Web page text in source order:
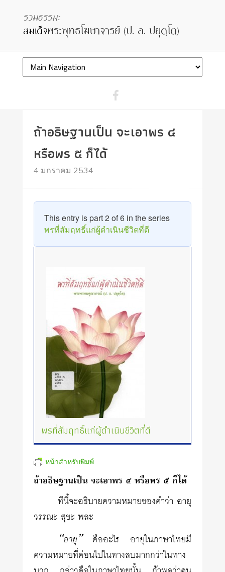
ถ้าอธิษฐานเป็น จะเอาพร ๔
หรือพร ๕ ก็ได้
4 มกราคม 2534
This entry is part 2 of 6 in the series
พรที่สัมฤทธิ์แก่ผู้ดำเนินชีวิตที่ดี
พรที่สัมฤทธิ์แก่ผู้ดำเนินชีวิตที่ดี
หน้าสำหรับพิมพ์
ถ้าอธิษฐานเป็น จะเอาพร ๔ หรือพร ๕ ก็ได้
ทีนี้จะอธิบายความหมายของคำว่า อายุ
วรรณะ สุขะ พละ
“อายุ”คืออะไร อายุในภาษาไทยมี
ความหมายที่ค่อนไปในทางลบมากกว่าในทาง